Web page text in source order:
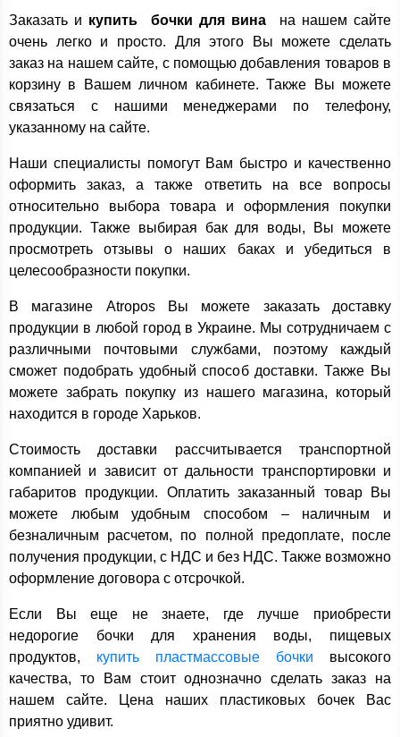
Заказать и купить бочки для вина на нашем сайте
очень легко и просто. Для этого Вы можете сделать
заказ на нашем сайте, с помощью добавления товаров в
корзину в Вашем личном кабинете. Также Вы можете
связаться с нашими менеджерами по телефону,
указанному на сайте.
Наши специалисты помогут Вам быстро и качественно
оформить заказ, а также ответить на все вопросы
относительно выбора товара и оформления покупки
продукции. Также выбирая бак для воды, Вы можете
просмотреть отзывы о наших баках и убедиться в
целесообразности покупки.
В магазине Atropos Вы можете заказать доставку
продукции в любой город в Украине. Мы сотрудничаем с
различными почтовыми службами, поэтому каждый
сможет подобрать удобный способ доставки. Также Вы
можете забрать покупку из нашего магазина, который
находится в городе Харьков.
Стоимость доставки рассчитывается транспортной
компанией и зависит от дальности транспортировки и
габаритов продукции. Оплатить заказанный товар Вы
можете любым удобным способом – наличным и
безналичным расчетом, по полной предоплате, после
получения продукции, с НДС и без НДС. Также возможно
оформление договора с отсрочкой.
Если Вы еще не знаете, где лучше приобрести
недорогие бочки для хранения воды, пищевых
продуктов, купить пластмассовые бочки высокого
качества, то Вам стоит однозначно сделать заказ на
нашем сайте. Цена наших пластиковых бочек Вас
приятно удивит.